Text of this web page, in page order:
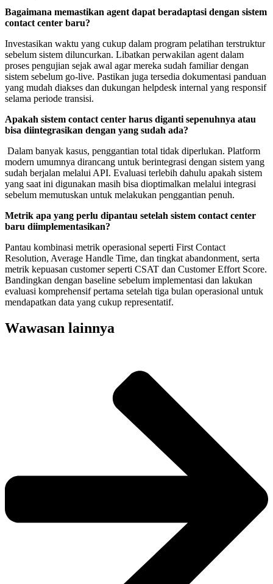
Bagaimana memastikan agent dapat beradaptasi dengan sistem
contact center baru?
Investasikan waktu yang cukup dalam program pelatihan terstruktur
sebelum sistem diluncurkan. Libatkan perwakilan agent dalam
proses pengujian sejak awal agar mereka sudah familiar dengan
sistem sebelum go-live. Pastikan juga tersedia dokumentasi panduan
yang mudah diakses dan dukungan helpdesk internal yang responsif
selama periode transisi.
Apakah sistem contact center harus diganti sepenuhnya atau
bisa diintegrasikan dengan yang sudah ada?
Dalam banyak kasus, penggantian total tidak diperlukan. Platform
modern umumnya dirancang untuk berintegrasi dengan sistem yang
sudah berjalan melalui API. Evaluasi terlebih dahulu apakah sistem
yang saat ini digunakan masih bisa dioptimalkan melalui integrasi
sebelum memutuskan untuk melakukan penggantian penuh.
Metrik apa yang perlu dipantau setelah sistem contact center
baru diimplementasikan?
Pantau kombinasi metrik operasional seperti First Contact
Resolution, Average Handle Time, dan tingkat abandonment, serta
metrik kepuasan customer seperti CSAT dan Customer Effort Score.
Bandingkan dengan baseline sebelum implementasi dan lakukan
evaluasi komprehensif pertama setelah tiga bulan operasional untuk
mendapatkan data yang cukup representatif.
Wawasan lainnya